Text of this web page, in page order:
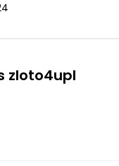
zloto4upl